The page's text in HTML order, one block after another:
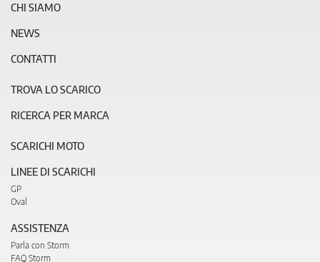
CHI SIAMO
NEWS
CONTATTI
TROVA LO SCARICO
RICERCA PER MARCA
SCARICHI MOTO
LINEE DI SCARICHI
GP
Oval
ASSISTENZA
Parla con Storm
FAQ Storm